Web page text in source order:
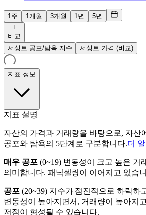
1주 1개월 3개월 1년 5년
비교
서싱트 공포/탐욕 지수
서싱트 가격 (비교)
지표 정보
지표 설명
자산의 가격과 거래량을 바탕으로, 자산
공포와 탐욕의 5단계로 구분합니다.더
매우 공포 (0~19) 변동성이 크고 높은 거
의미합니다. 패닉셀링이 이어지고 있습
공포 (20~39) 지수가 점진적으로 하락하
변동성이 높아지면서, 거래량이 높아지
저점이 형성될 수 있습니다.